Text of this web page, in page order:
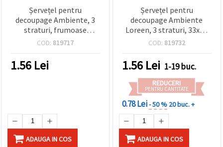
Șervețel pentru
decoupage Ambiente, 3
straturi, frumoase
margarete albe, 33x33 cm
COD: 819717
1.56 Lei
ADAUGA IN COS
Șervețel pentru
decoupage Ambiente
Loreen, 3 straturi, 33x33
cm - 1 bucată
COD: 819732
1.56 Lei 1-19 buc.
REDUCERI
PENTRU CANTITATE
0.78 Lei- 50 % 20 buc. +
ADAUGA IN COS